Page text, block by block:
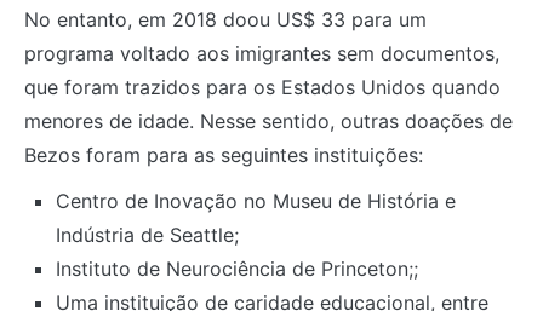
No entanto, em 2018 doou US$ 33 para um
programa voltado aos imigrantes sem documentos,
que foram trazidos para os Estados Unidos quando
menores de idade. Nesse sentido, outras doações de
Bezos foram para as seguintes instituições:
Centro de Inovação no Museu de História e
Indústria de Seattle;
Instituto de Neurociência de Princeton;;
Uma instituição de caridade educacional, entre